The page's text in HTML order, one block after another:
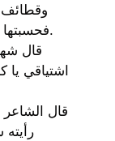
وقطائف
فحسبتها لما بدت، في صحنها أقراص شهد.
قال
اشتياقي يا
قال الشاعر